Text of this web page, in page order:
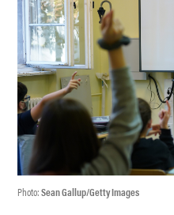
Photo:Sean Gallup/Getty Images